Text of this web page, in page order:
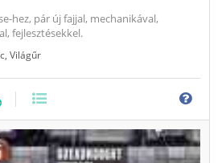
hez, pár új fajjal, mechanikával,
fejlesztésekkel.
Világűr